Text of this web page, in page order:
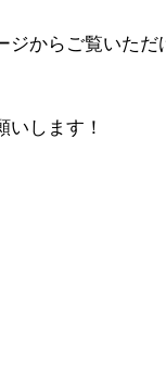
ジからご覧いただ
します！